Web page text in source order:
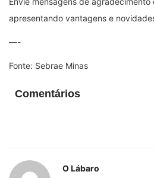
apresentando vantagens e
—-
Fonte: Sebrae Minas
Comentários
O Lábaro